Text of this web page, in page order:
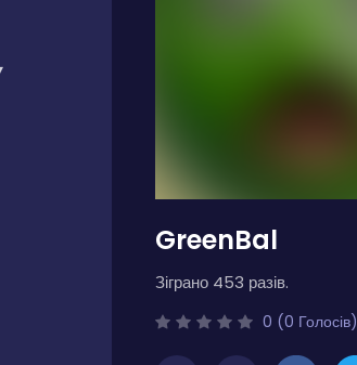
GreenBal
Зіграно 453 разів.
0 (0 Голосів)